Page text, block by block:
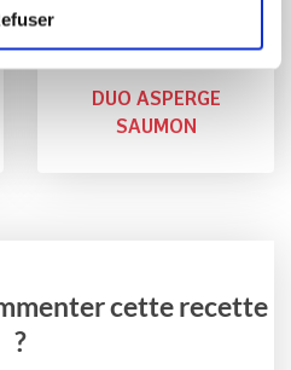
DUO ASPERGE
SAUMON
cette recette
?